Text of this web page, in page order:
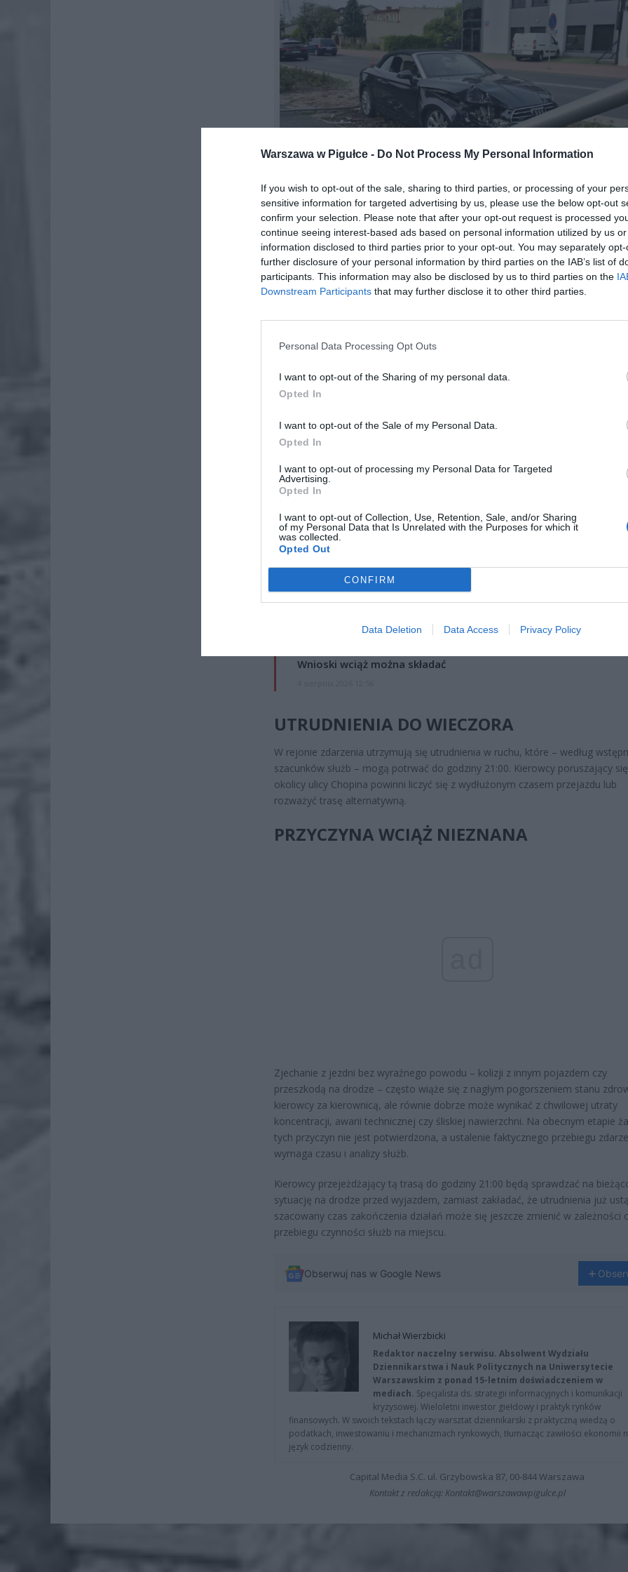
Warszawa w Pigułce - Do Not Process My Personal Information
If you wish to opt-out of the sale, sharing to third parties, or processing of your
sensitive information for targeted advertising by us, please use the below opt-out
confirm your selection. Please note that after your opt-out request is processed
continue seeing interest-based ads based on personal information utilized by us
information disclosed to third parties prior to your opt-out. You may separately
further disclosure of your personal information by third parties on the IAB’s list of
participants. This information may also be disclosed by us to third parties on the
Downstream Participants that may further disclose it to other third parties.
Personal Data Processing Opt Outs
I want to opt-out of the Sharing of my personal data.
Opted In
I want to opt-out of the Sale of my Personal Data.
Opted In
I want to opt-out of processing my Personal Data for Targeted
Advertising.
Opted In
I want to opt-out of Collection, Use, Retention, Sale, and/or Sharing
of my Personal Data that Is Unrelated with the Purposes for which it
was collected.
Opted Out
CONFIRM
Data Deletion Data Access Privacy Policy
Zderzenie na ul. Chopina w Płocku. | Fot. KMP Płock.
REANIMACJA NA MIEJSCU
Mężczyzna wymagał reanimacji przeprowadzonej na miejscu zdarzenia. Po
ustabilizowaniu stanu trafił do szpitala. Przyczyny, dla których kierowca stracił
ad
Lidl przecenił hit do kuchni. Air fryer tańszy aż o 150 zł, a to
początek
Wnioski wciąż można składać
UTRUDNIENIA DO WIECZORA
W rejonie zdarzenia utrzymują się utrudnienia w ruchu, które – według
szacunków służb – mogą potrwać do godziny 21:00. Kierowcy poruszający
okolicy ulicy Chopina powinni liczyć się z wydłużonym czasem przejazdu lub
rozważyć trasę alternatywną.
PRZYCZYNA WCIĄŻ NIEZNANA
Zjechanie z jezdni bez wyraźnego powodu – kolizji z innym pojazdem czy
przeszkodą na drodze – często wiąże się z nagłym pogorszeniem stanu
kierowcy za kierownicą, ale równie dobrze może wynikać z chwilowej utraty
koncentracji, awarii technicznej czy śliskiej nawierzchni. Na obecnym etapie
tych przyczyn nie jest potwierdzona, a ustalenie faktycznego przebiegu
wymaga czasu i analizy służb.
Kierowcy przejeżdżający tą trasą do godziny 21:00 będą sprawdzać na
sytuację na drodze przed wyjazdem, zamiast zakładać, że utrudnienia już
szacowany czas zakończenia działań może się jeszcze zmienić w zależności
przebiegu czynności służb na miejscu.
Obserwuj nas w Google News
Michał Wierzbicki
Redaktor naczelny serwisu. Absolwent Wydziału
Dziennikarstwa i Nauk Politycznych na Uniwersytecie
Warszawskim z ponad 15-letnim doświadczeniem w
mediach. Specjalista ds. strategii informacyjnych i komunikacji
kryzysowej. Wieloletni inwestor giełdowy i praktyk rynków
finansowych. W swoich tekstach łączy warsztat dziennikarski z praktyczną wiedzą o
podatkach, inwestowaniu i mechanizmach rynkowych, tłumacząc zawiłości ekonomii
język codzienny.
Capital Media S.C. ul. Grzybowska 87, 00-844 Warszawa
Kontakt z redakcją: Kontakt@warszawawpigulce.pl